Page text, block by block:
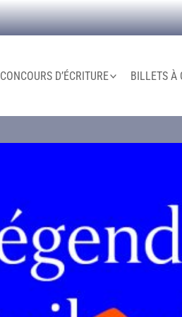
CONCOURS D’ÉCRITURE BILLETS À
R
c
e
r